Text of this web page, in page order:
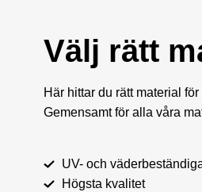
Välj rätt
Här hittar du rätt material
Gemensamt för alla våra
UV- och
Högsta kvalitet